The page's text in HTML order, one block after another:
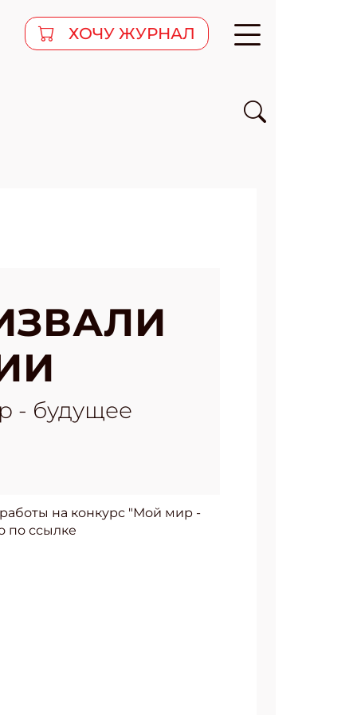
ХОЧУ ЖУРНАЛ
- будущее
работы на конкурс "Мой мир -
по ссылке